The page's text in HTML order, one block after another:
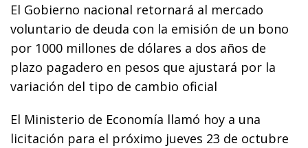
El Gobierno nacional retornará al mercado
voluntario de deuda con la emisión de un bono
por 1000 millones de dólares a dos años de
plazo pagadero en pesos que ajustará por la
variación del tipo de cambio oficial
El Ministerio de Economía llamó hoy a una
licitación para el próximo jueves 23 de octubre